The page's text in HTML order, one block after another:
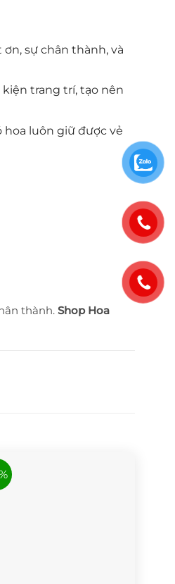
sự chân thành, và
trang trí, tạo nên
luôn giữ được vẻ
thành. Shop Hoa